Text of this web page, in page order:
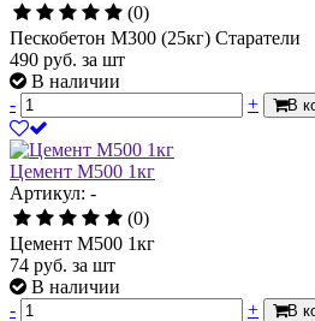
(0)
Пескобетон М300 (25кг) Старатели
490 руб. за шт
В наличии
-
+ В
Цемент М500 1кг
Артикул: -
(0)
Цемент М500 1кг
74 руб. за шт
В наличии
-
+ В